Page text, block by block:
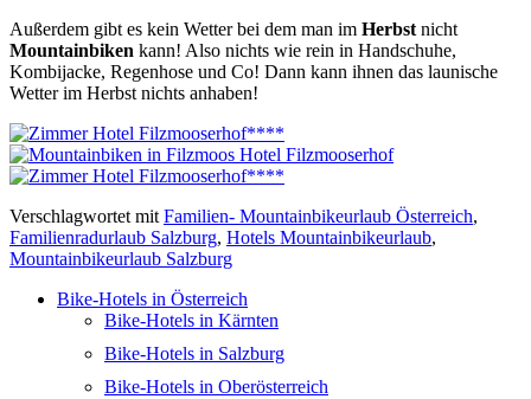
Außerdem gibt es kein Wetter bei dem man im Herbst nicht
Mountainbiken kann! Also nichts wie rein in Handschuhe,
Kombijacke, Regenhose und Co! Dann kann ihnen das launische
Wetter im Herbst nichts anhaben!
Verschlagwortet mit Familien- Mountainbikeurlaub Österreich,
Familienradurlaub Salzburg, Hotels Mountainbikeurlaub,
Mountainbikeurlaub Salzburg
Bike-Hotels in Österreich
Bike-Hotels in Kärnten
Bike-Hotels in Salzburg
Bike-Hotels in Oberösterreich